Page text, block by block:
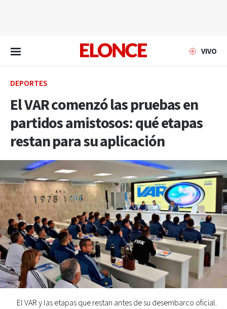
VIVO
DEPORTES
El VAR comenzó las pruebas en
partidos amistosos: qué etapas
restan para su aplicación
El VAR y las etapas que restan antes de su desembarco oficial.